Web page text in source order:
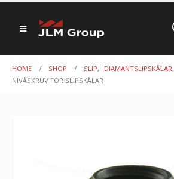
HOME SHOP SLIP, DIAMANTSLIPSKÅLAR,
NIVÅSKRUV FÖR SLIPSKÅLAR